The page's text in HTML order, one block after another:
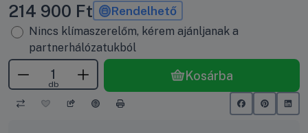
214 900 Ft Rendelhető
Nincs klímaszerelőm, kérem ajánljanak a
partnerhálózatukból
db
Kosárba